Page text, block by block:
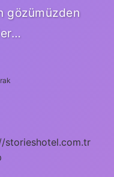
gözümüzden
storieshotel.com.tr